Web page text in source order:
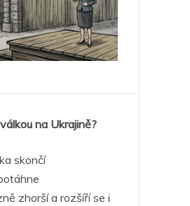
na Ukrajině?
skončí
zhorší a rozšíří se i